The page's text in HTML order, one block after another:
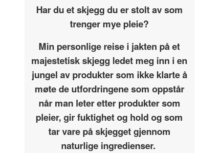
Har du et skjegg du er stolt av som
trenger mye pleie?
Min personlige reise i jakten på et
majestetisk skjegg ledet meg inn i en
jungel av produkter som ikke klarte å
møte de utfordringene som oppstår
når man leter etter produkter som
pleier, gir fuktighet og hold og som
tar vare på skjegget gjennom
naturlige ingredienser.